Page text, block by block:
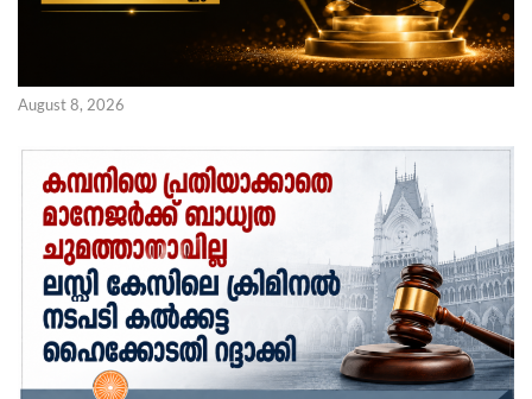
August 8, 2026